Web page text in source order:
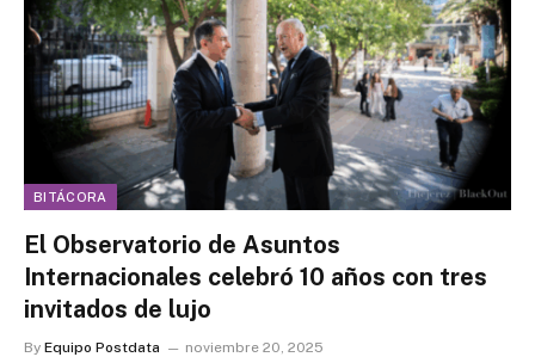
BITÁCORA
El Observatorio de Asuntos
Internacionales celebró 10 años con tres
invitados de lujo
By Equipo Postdata noviembre 20, 2025